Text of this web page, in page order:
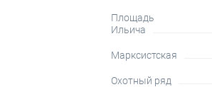
Площадь
Ильича
Марксистская
Охотный ряд